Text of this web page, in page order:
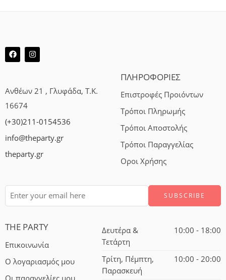
Ανθέων 21 , Γλυφάδα, Τ.Κ.
16674
(+30)211-0154536
info@theparty.gr
theparty.gr
ΠΛΗΡΟΦΟΡΙΕΣ
Επιστροφές Προιόντων
Τρόποι Πληρωμής
Τρόποι Αποστολής
Τρόποι Παραγγελίας
Οροι Χρήσης
THE PARTY
Επικοινωνία
Ο λογαριασμός μου
Δευτέρα &
Τετάρτη
10:00 - 18:00
Τρίτη, Πέμπτη,
Παρασκευή
10:00 - 20:00